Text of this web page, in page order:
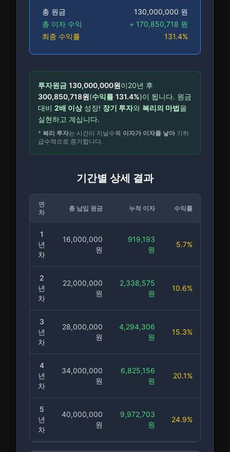
총 원금 130,000,000 원
총 이자 수익
+ 170,850,718 원
최종 수익률
131.4%
투자원금 130,000,000원이20년 후
300,850,718원(수익률 131.4%)이 됩니다. 원금
대비 2배 이상성장! 장기 투자와 복리의 마법을
실현하고 계십니다.
* 복리 투자는 시간이 지날수록 이자가 이자를 낳아 기하
급수적으로 증가합니다.
기간별 상세 결과
연
차
총 납입 원금 누적 이자 수익률
1
년
차
16,000,000
원
919,193
원
5.7%
2
년
차
22,000,000
원
2,338,575
원
10.6%
3
년
차
28,000,000
원
4,294,306
원
15.3%
4
년
차
34,000,000
원
6,825,156
원
20.1%
5
년
차
40,000,000
원
9,972,703
원
24.9%